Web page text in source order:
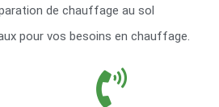
de chauffage au sol
pour vos besoins en chauffage.